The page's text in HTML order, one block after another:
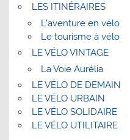
LES ITINÉRAIRES
L’aventure en vélo
Le tourisme à vélo
LE VÉLO VINTAGE
La Voie Aurélia
LE VÉLO DE DEMAIN
LE VÉLO URBAIN
LE VÉLO SOLIDAIRE
LE VÉLO UTILITAIRE